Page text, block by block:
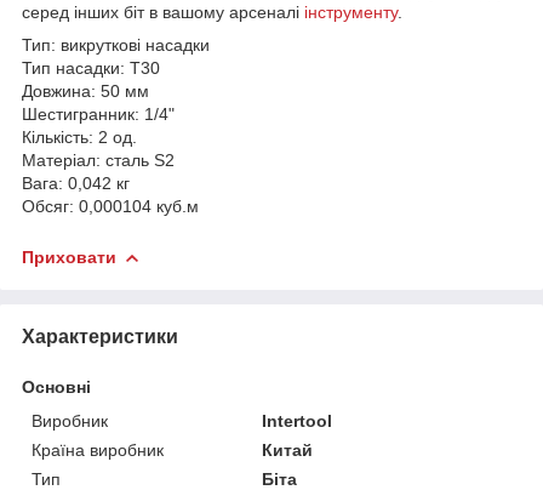
серед інших біт в вашому арсеналі інструменту.
Тип: викруткові насадки
Тип насадки: T30
Довжина: 50 мм
Шестигранник: 1/4"
Кількість: 2 од.
Матеріал: сталь S2
Вага: 0,042 кг
Обсяг: 0,000104 куб.м
Приховати
Характеристики
Основні
Виробник
Intertool
Країна виробник
Китай
Тип
Біта